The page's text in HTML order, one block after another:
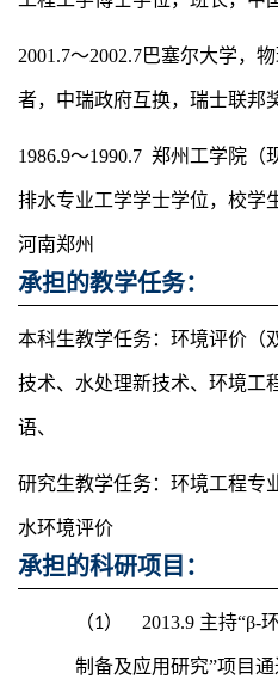
2001.7～2002.7巴塞尔大学，
者，中瑞政府互换，瑞士联邦
1986.9～1990.7 郑州工学院（
排水专业工学学士学位，校学
河南郑州
承担的教学任务：
本科生教学任务：环境评价（
技术、水处理新技术、环境工
语、
研究生教学任务：环境工程专
水环境评价
承担的科研项目：
（1） 2013.9 主持“β-
制备及应用研究”项目